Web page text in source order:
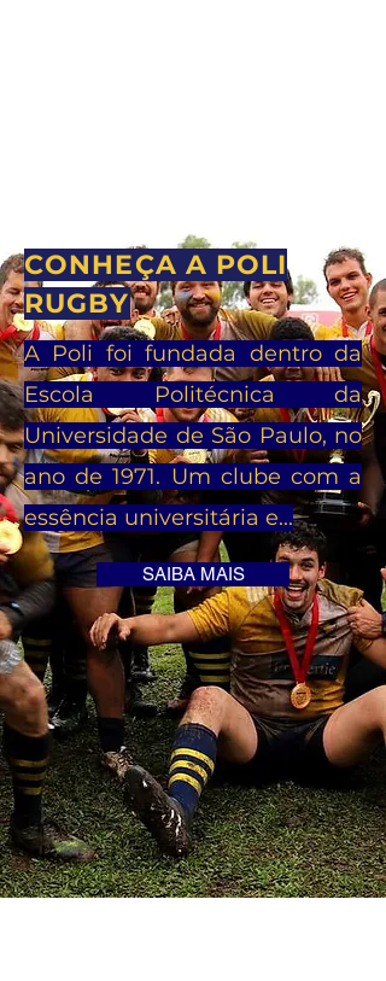
CONHEÇA A POLI
RUGBY
A Poli foi fundada dentro da
Escola Politécnica da
Universidade de São Paulo, no
ano de 1971. Um clube com a
essência universitária e...
SAIBA MAIS